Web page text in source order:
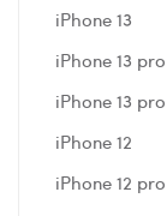
iPhone 13
iPhone 13 pro
iPhone 13
iPhone 12
iPhone 12 pro